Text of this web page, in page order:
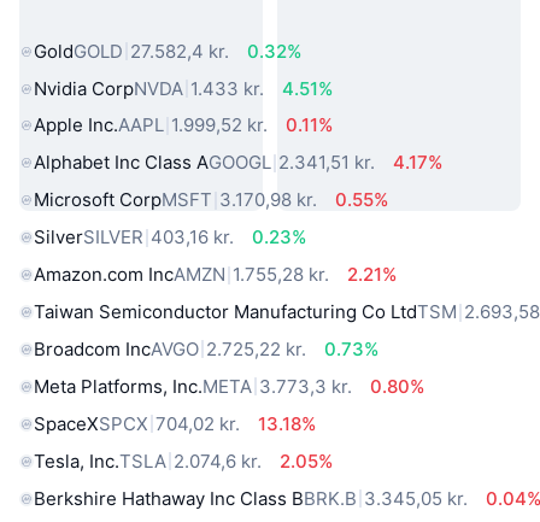
GoldGOLD 27.582,4 kr.
0.32%
Nvidia CorpNVDA 1.433 kr.
4.51%
Apple Inc.AAPL 1.999,52 kr.
0.11%
Alphabet Inc Class AGOOGL 2.341,51 kr.
4.17%
Microsoft CorpMSFT 3.170,98 kr.
0.55%
SilverSILVER 403,16 kr.
0.23%
Amazon.com IncAMZN 1.755,28 kr.
2.21%
Taiwan Semiconductor Manufacturing Co LtdTSM
Broadcom IncAVGO 2.725,22 kr.
0.73%
Meta Platforms, Inc.META 3.773,3 kr.
0.80%
SpaceXSPCX 704,02 kr.
13.18%
Tesla, Inc.TSLA 2.074,6 kr.
2.05%
Berkshire Hathaway Inc Class BBRK.B 3.345,05 kr.